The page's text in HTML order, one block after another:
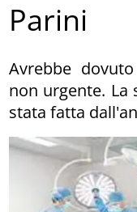
Parini
Avrebbe
non urgente. La
stata fatta